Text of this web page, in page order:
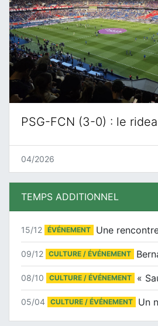
PSG-FCN (3-0) : le
04/2026
TEMPS ADDITIONNEL
15/12 ÉVÉNEMENT
09/12 CULTURE / ÉVÉNEMENT
08/10 CULTURE / ÉVÉNEMENT
05/04 CULTURE / ÉVÉNEMENT